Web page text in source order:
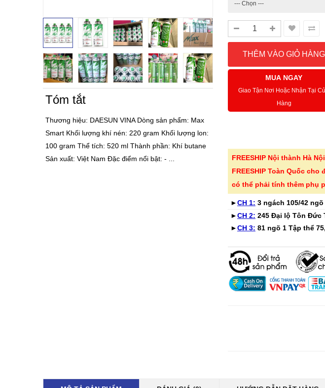
Tóm tắt
Thương hiệu: DAESUN VINA Dòng sản phẩm: Max
Smart Khối lượng khí nén: 220 gram Khối lượng lon:
100 gram Thể tích: 520 ml Thành phần: Khí butane
Sản xuất: Việt Nam Đặc điểm nổi bật: - ...
MUA NGAY
Giao Tận Nơi Hoặc Nhận Tại
Hàng
FREESHIP Nội thành Hà
FREESHIP Toàn Quốc
có thể phải tính thêm phụ
►CH 1: 3 ngách 105/42
►CH 2: 245 Đại lộ Tôn Đức
►CH 3: 81 ngõ 1 Tập thể
Việt Nam
SANHANGRECăn cứ vào tình hình
nắng nóng gia tăng trên toàn
caro Seka
299.000 ₫
550.000 ₫
-41%
caro 350ml Seka
365.000 ₫
615.000 ₫
-52%
Bình hoa thủy
sóng Ombre
345.000 ₫